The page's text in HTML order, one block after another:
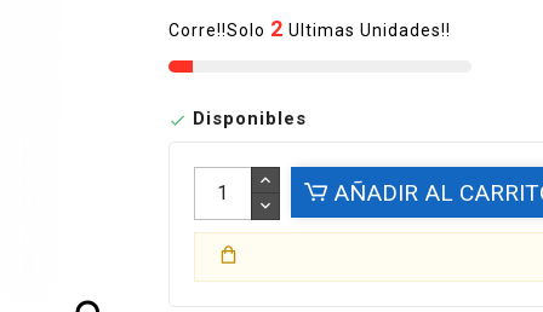
Corre!!Solo 2 Ultimas Unidades!!
 Disponibles
AÑADIR AL